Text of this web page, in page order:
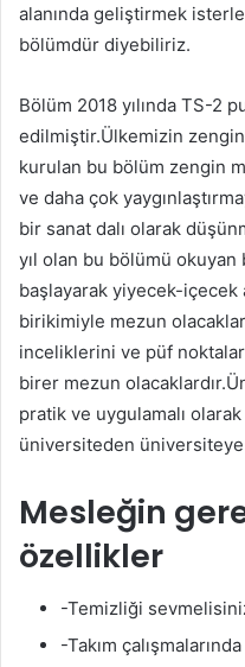
alanında geliştirmek
bölümdür diyebiliriz.
Bölüm 2018 yılında TS-2
edilmiştir.Ülkemizin zengin
kurulan bu bölüm zengin
ve daha çok
bir sanat dalı olarak
yıl olan bu bölümü
başlayarak yiyecek-içecek
birikimiyle mezun
inceliklerini ve püf
birer mezun
pratik ve uygulamalı
üniversiteden
Mesleğin
özellikler
-Temizliği
-Takım